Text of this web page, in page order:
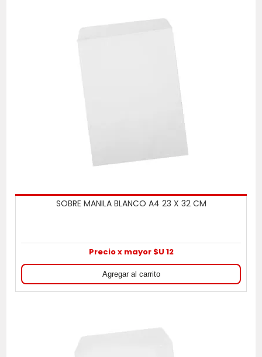
SOBRE MANILA BLANCO A4 23 X 32 CM
Precio x mayor $U 12